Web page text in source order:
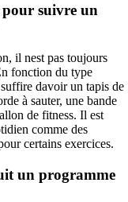
pour suivre un
il nest pas toujours
fonction du type
davoir un tapis de
à sauter, une bande
de fitness. Il est
comme des
certains exercices.
un programme